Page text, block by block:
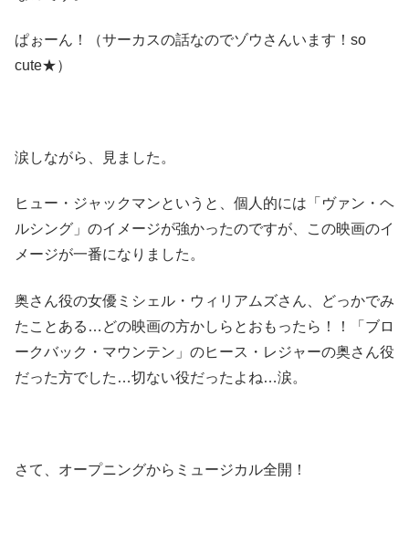
ぱぉーん！（サーカスの話なのでゾウさんいます！so
cute★）
涙しながら、見ました。
ヒュー・ジャックマンというと、個人的には「ヴァン・ヘ
ルシング」のイメージが強かったのですが、この映画のイ
メージが一番になりました。
奥さん役の女優ミシェル・ウィリアムズさん、どっかでみ
たことある…どの映画の方かしらとおもったら！！「ブロ
ークバック・マウンテン」のヒース・レジャーの奥さん役
だった方でした…切ない役だったよね…涙。
さて、オープニングからミュージカル全開！